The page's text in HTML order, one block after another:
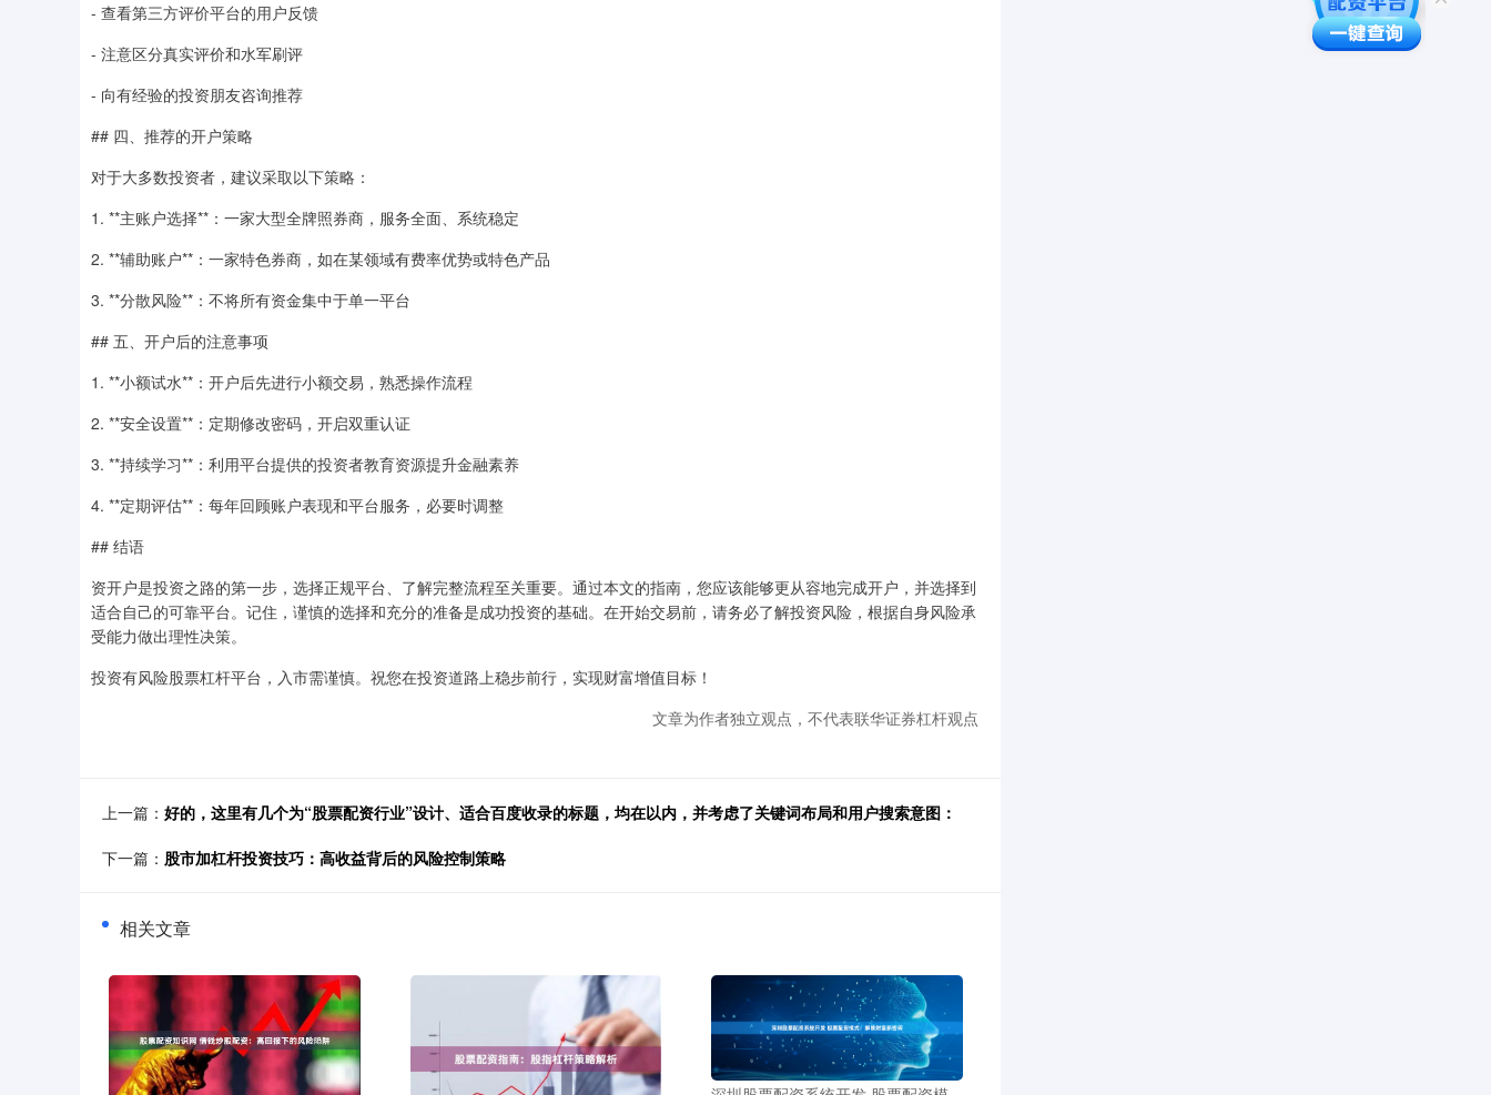
- 查看第三方评价平台的用户反馈
- 注意区分真实评价和水军刷评
- 向有经验的投资朋友咨询推荐
## 四、推荐的开户策略
对于大多数投资者，建议采取以下策略：
1. **主账户选择**：一家大型全牌照券商，服务全面、系统稳定
2. **辅助账户**：一家特色券商，如在某领域有费率优势或特色产品
3. **分散风险**：不将所有资金集中于单一平台
## 五、开户后的注意事项
1. **小额试水**：开户后先进行小额交易，熟悉操作流程
2. **安全设置**：定期修改密码，开启双重认证
3. **持续学习**：利用平台提供的投资者教育资源提升金融素养
4. **定期评估**：每年回顾账户表现和平台服务，必要时调整
## 结语
资开户是投资之路的第一步，选择正规平台、了解完整流程至关重要。通过本文的指南，您应该能够更从容地完成开户，并选择到
适合自己的可靠平台。记住，谨慎的选择和充分的准备是成功投资的基础。在开始交易前，请务必了解投资风险，根据自身风险承
受能力做出理性决策。
投资有风险股票杠杆平台，入市需谨慎。祝您在投资道路上稳步前行，实现财富增值目标！
文章为作者独立观点，不代表联华证券杠杆观点
上一篇： 好的，这里有几个为“股票配资行业”设计、适合百度收录的标题，均在以内，并考虑了关键词布局和用户搜索意图：
下一篇： 股市加杠杆投资技巧：高收益背后的风险控制策略
相关文章